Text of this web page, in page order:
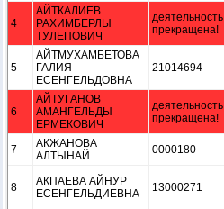
4
АЙТКАЛИЕВ
РАХИМБЕРЛЫ
ТУЛЕПОВИЧ
деятельность
прекращена!
5
АЙТМУХАМБЕТОВА
ГАЛИЯ
ЕСЕНГЕЛЬДОВНА
21014694
6
АЙТУГАНОВ
АМАНГЕЛЬДЫ
ЕРМЕКОВИЧ
деятельность
прекращена!
7
АКЖАНОВА
АЛТЫНАЙ
0000180
8
АКПАЕВА АЙНУР
ЕСЕНГЕЛЬДИЕВНА
13000271